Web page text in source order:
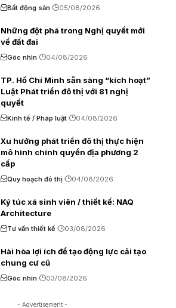
Bất động sản 05/08/2026
Những đột phá trong Nghị quyết mới
về đất đai
Góc nhìn 04/08/2026
TP. Hồ Chí Minh sẵn sàng “kích hoạt”
Luật Phát triển đô thị với 81 nghị
quyết
Kinh tế / Pháp luật 04/08/2026
Xu hướng phát triển đô thị thực hiện
mô hình chính quyền địa phương 2
cấp
Quy hoạch đô thị 04/08/2026
Ký túc xá sinh viên / thiết kế: NAQ
Architecture
Tư vấn thiết kế 03/08/2026
Hài hòa lợi ích để tạo động lực cải tạo
chung cư cũ
Góc nhìn 03/08/2026
- Advertisement -